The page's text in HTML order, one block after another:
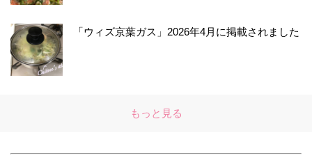
「ウィズ京葉ガス」2026年4月に掲載されました
もっと見る